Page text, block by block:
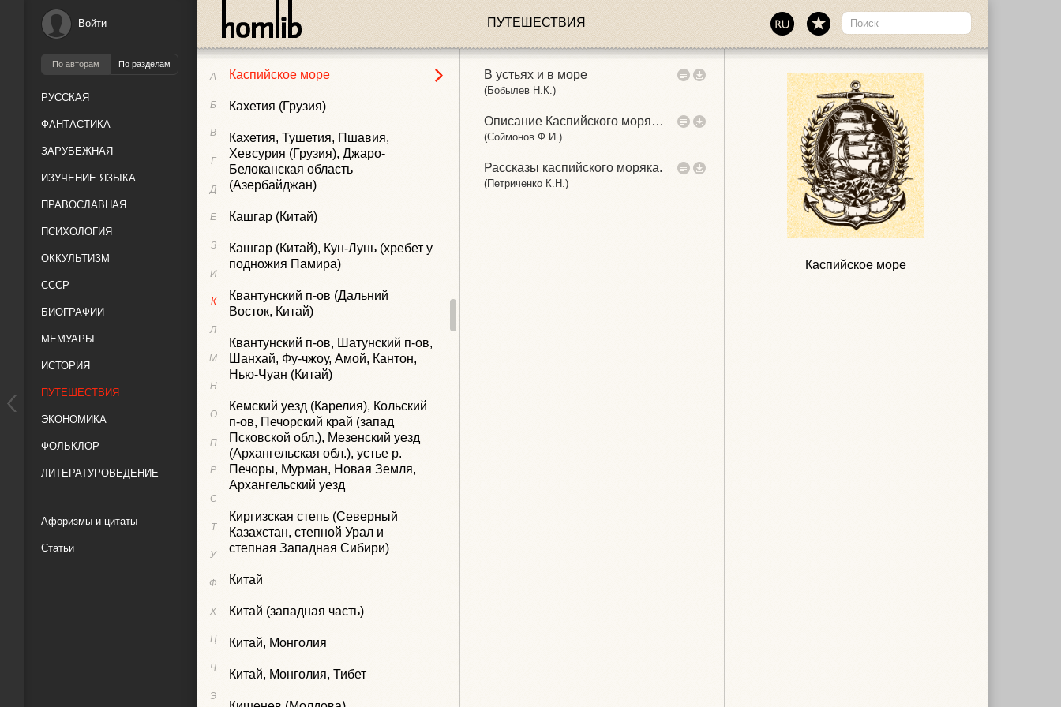
Войти
По авторам По разделам
РУССКАЯ
ФАНТАСТИКА
ЗАРУБЕЖНАЯ
ИЗУЧЕНИЕ ЯЗЫКА
ПРАВОСЛАВНАЯ
ПСИХОЛОГИЯ
ОККУЛЬТИЗМ
СССР
БИОГРАФИИ
МЕМУАРЫ
ИСТОРИЯ
ПУТЕШЕСТВИЯ
ЭКОНОМИКА
ФОЛЬКЛОР
ЛИТЕРАТУРОВЕДЕНИЕ
Афоризмы и цитаты
Статьи
ПУТЕШЕСТВИЯ
А
Б
В
Г
Д
Е
З
И
К
Л
М
Н
О
П
Р
С
Т
У
Ф
Х
Ц
Ч
Э
Россия), Япония
Карелия (Россия)
Каспийское море
Кахетия (Грузия)
Кахетия, Тушетия, Пшавия,
Хевсурия (Грузия), Джаро-
Белоканская область
(Азербайджан)
Кашгар (Китай)
Кашгар (Китай), Кун-Лунь (хребет у
подножия Памира)
Квантунский п-ов (Дальний
Восток, Китай)
Квантунский п-ов, Шатунский п-ов,
Шанхай, Фу-чжоу, Амой, Кантон,
Нью-Чуан (Китай)
Кемский уезд (Карелия), Кольский
п-ов, Печорский край (запад
Псковской обл.), Мезенский уезд
(Архангельская обл.), устье р.
Печоры, Мурман, Новая Земля,
Архангельский уезд
Киргизская степь (Северный
Казахстан, степной Урал и
степная Западная Сибири)
Китай
Китай (западная часть)
Китай, Монголия
Китай, Монголия, Тибет
В устьях и в море
(Бобылев Н.К.)
Описание Каспийского моря…
(Соймонов Ф.И.)
Рассказы каспийского моряка.
(Петриченко К.Н.)
Каспийское море